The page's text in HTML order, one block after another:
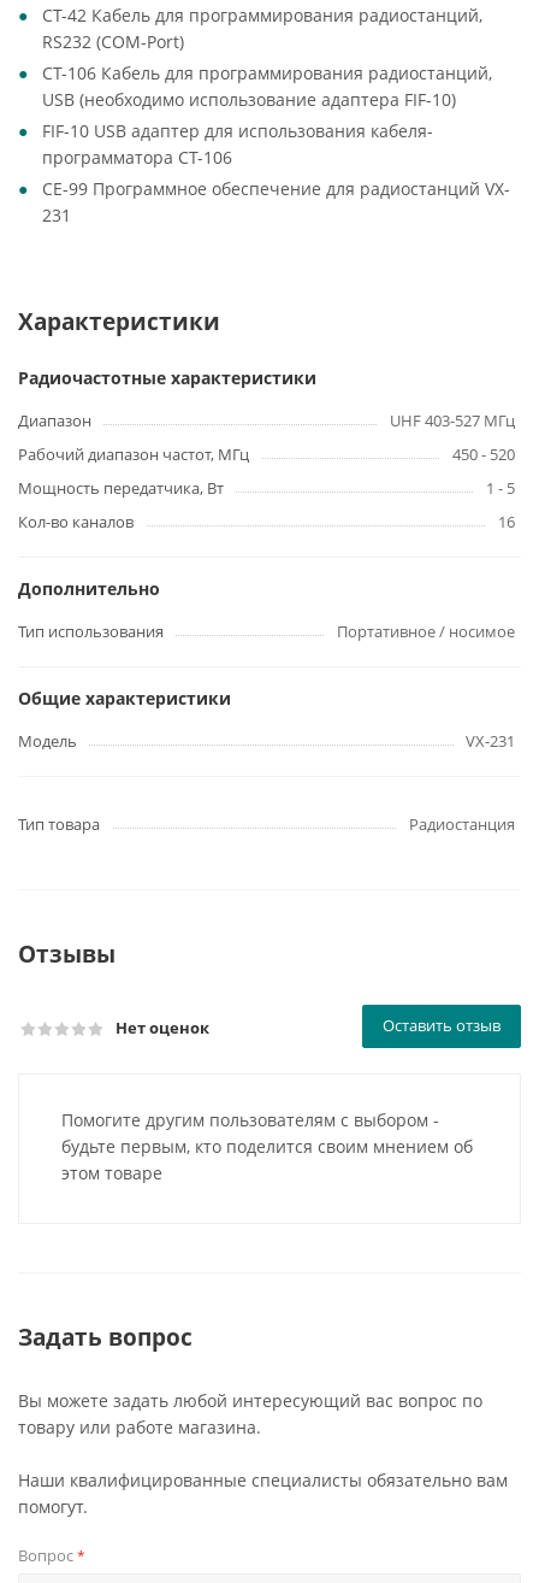
CT-42 Кабель для программирования радиостанций,
RS232 (COM-Port)
CT-106 Кабель для программирования радиостанций,
USB (необходимо использование адаптера FIF-10)
FIF-10 USB адаптер для использования кабеля-
программатора CT-106
CE-99 Программное обеспечение для радиостанций VX-
231
Характеристики
Радиочастотные характеристики
Диапазон
UHF 403-527 МГц
Рабочий диапазон частот, МГц
450 - 520
Мощность передатчика, Вт
1 - 5
Кол-во каналов
16
Дополнительно
Тип использования Портативное / носимое
Общие характеристики
Модель VX-231
Тип товара Радиостанция
Отзывы
Нет оценок Оставить отзыв
Помогите другим пользователям с выбором -
будьте первым, кто поделится своим мнением об
этом товаре
Задать вопрос
Вы можете задать любой интересующий вас вопрос по
товару или работе магазина.
Наши квалифицированные специалисты обязательно вам
помогут.
Вопрос*